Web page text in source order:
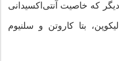
که خاصیت آنتی‌اکسیدانی
بتا کاروتن و سلنیوم